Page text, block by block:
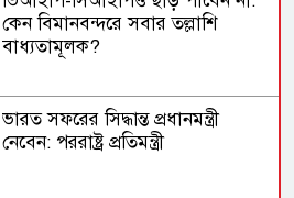
কেন বিমানবন্দরে সবার তল্লাশি
বাধ্যতামূলক?
ভারত সফরের সিদ্ধান্ত প্রধানমন্ত্রী
নেবেন: পররাষ্ট্র প্রতিমন্ত্রী